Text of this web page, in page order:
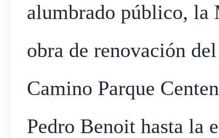
alumbrado público,
obra de renovación
Camino Parque
Pedro Benoit hasta la